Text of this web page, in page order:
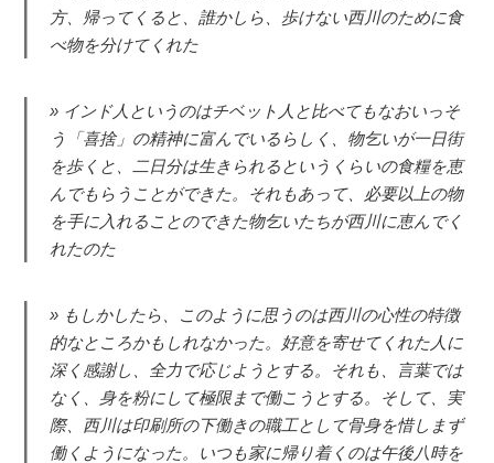
方、帰ってくると、誰かしら、歩けない西川のために食
べ物を分けてくれた
インド人というのはチベット人と比べてもなおいっそ
う「喜捨」の精神に富んでいるらしく、物乞いが一日街
を歩くと、二日分は生きられるというくらいの食糧を恵
んでもらうことができた。それもあって、必要以上の物
を手に入れることのできた物乞いたちが西川に恵んでく
れたのた
もしかしたら、このように思うのは西川の心性の特徴
的なところかもしれなかった。好意を寄せてくれた人に
深く感謝し、全力で応じようとする。それも、言葉では
なく、身を粉にして極限まで働こうとする。そして、実
際、西川は印刷所の下働きの職工として骨身を惜しまず
働くようになった。いつも家に帰り着くのは午後八時を